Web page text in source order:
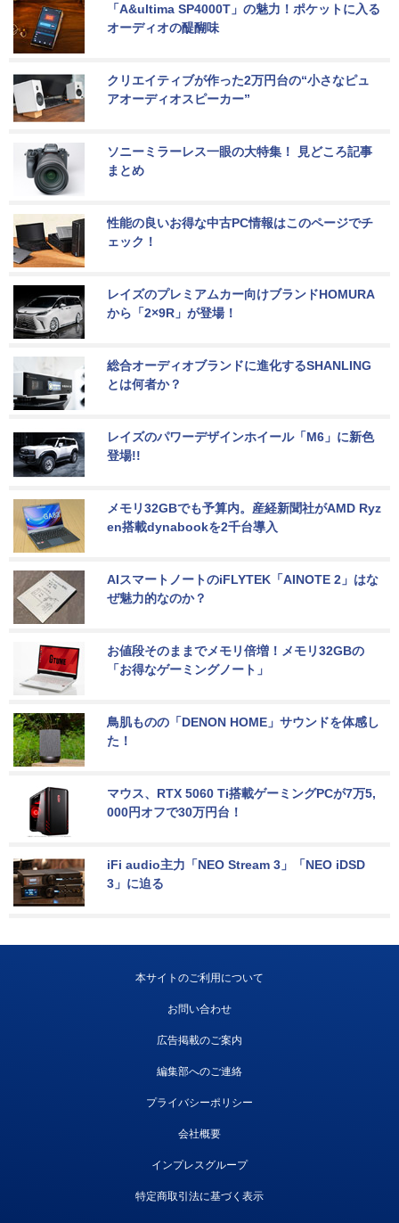
「A&ultima SP4000T」の魅力！ポケットに入る
オーディオの醍醐味
クリエイティブが作った2万円台の“小さなピュ
アオーディオスピーカー”
ソニーミラーレス一眼の大特集！ 見どころ記事
まとめ
性能の良いお得な中古PC情報はこのページでチ
ェック！
レイズのプレミアムカー向けブランドHOMURA
から「2×9R」が登場！
総合オーディオブランドに進化するSHANLING
とは何者か？
レイズのパワーデザインホイール「M6」に新色
登場!!
メモリ32GBでも予算内。産経新聞社がAMD Ryz
en搭載dynabookを2千台導入
AIスマートノートのiFLYTEK「AINOTE 2」はな
ぜ魅力的なのか？
お値段そのままでメモリ倍増！メモリ32GBの
「お得なゲーミングノート」
鳥肌ものの「DENON HOME」サウンドを体感し
た！
マウス、RTX 5060 Ti搭載ゲーミングPCが7万5,
000円オフで30万円台！
iFi audio主力「NEO Stream 3」「NEO iDSD
3」に迫る
本サイトのご利用について
お問い合わせ
広告掲載のご案内
編集部へのご連絡
プライバシーポリシー
会社概要
インプレスグループ
特定商取引法に基づく表示